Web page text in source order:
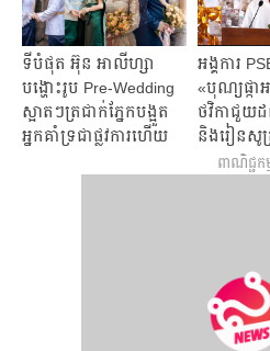
ទីបំផុត អ៊ុន អាលីហ្សា
បង្ហោះរូប Pre-Wedding
ស្អាតៗត្រជាក់ភ្នែកបង្អួត
អ្នកគាំទ្រជាផ្លូវការហើយ
អង្គការ​
«បុណ្យ​ផ្កា​អ
ថវិកា​ជួយ​
និង​រៀនសូត្
ក្រីក្រពាណិជ្ជកម្